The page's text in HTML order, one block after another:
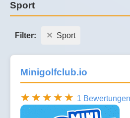
Sport
Filter: Sport
Minigolfclub.io
1 Bewertungen